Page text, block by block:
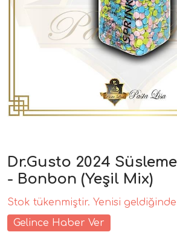
Dr.Gusto 2024
- Bonbon (Yeşil Mix)
Stok tükenmiştir. Yenisi geldiğinde
Gelince Haber Ver